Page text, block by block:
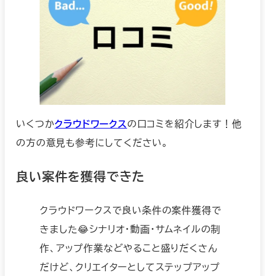
いくつかクラウドワークスの口コミを紹介します！他
の方の意見も参考にしてください。
良い案件を獲得できた
クラウドワークスで良い条件の案件獲得で
きました😂シナリオ・動画・サムネイルの制
作、アップ作業などやること盛りだくさん
だけど、クリエイターとしてステップアップ